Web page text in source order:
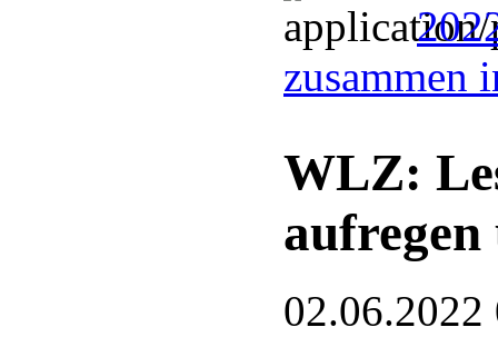
zusammen
WLZ:
aufregen
02.06.2022